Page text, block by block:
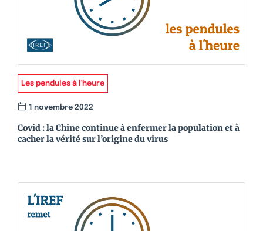
Les pendules à l'heure
1 novembre 2022
Covid : la Chine continue à enfermer la population et à
cacher la vérité sur l’origine du virus